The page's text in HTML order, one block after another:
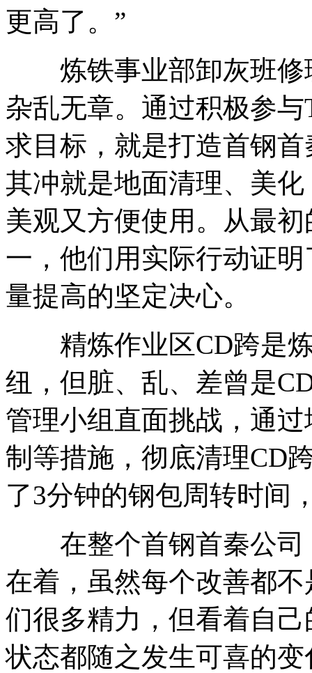
更高了。”
炼铁事业部卸灰班修
杂乱无章。通过积极参
求目标，就是打造首钢
其冲就是地面清理、美
美观又方便使用。从最
一，他们用实际行动证
量提高的坚定决心。
精炼作业区CD跨是炼
纽，但脏、乱、差曾是
管理小组直面挑战，通
制等措施，彻底清理CD
了3分钟的钢包周转时间
在整个首钢首秦公司
在着，虽然每个改善都
们很多精力，但看着自
状态都随之发生可喜的